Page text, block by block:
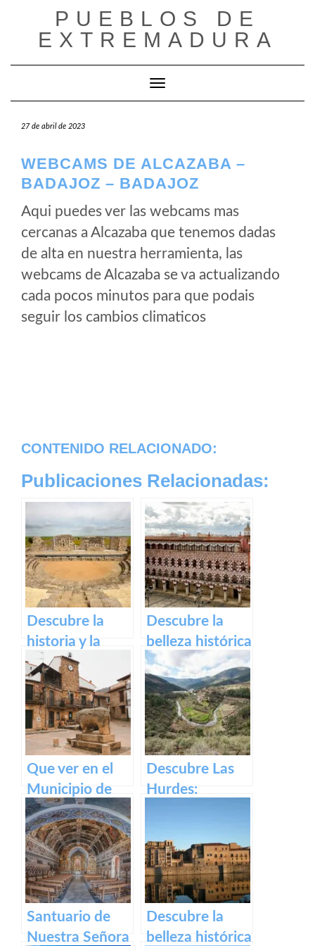
contenido
PUEBLOS DE
EXTREMADURA
Cambiar modo de navegación
27 de abril de 2023
WEBCAMS DE ALCAZABA –
BADAJOZ – BADAJOZ
Aqui puedes ver las webcams mas
cercanas a Alcazaba que tenemos dadas
de alta en nuestra herramienta, las
webcams de Alcazaba se va actualizando
cada pocos minutos para que podais
seguir los cambios climaticos
CONTENIDO RELACIONADO:
Publicaciones Relacionadas:
Descubre la
historia y la
belleza del
Teatro Romano
y Alcazaba de
Reina
Descubre la
belleza histórica
y cultural de
Plaza Alta de
Badajoz
Que ver en el
Municipio de
Segura de Toro
en caceres
Descubre Las
Hurdes:
rincones
ocultos en
Cáceres
Santuario de
Nuestra Señora
Descubre la
belleza histórica